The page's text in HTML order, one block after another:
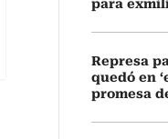
para
Represa
quedó en
promesa